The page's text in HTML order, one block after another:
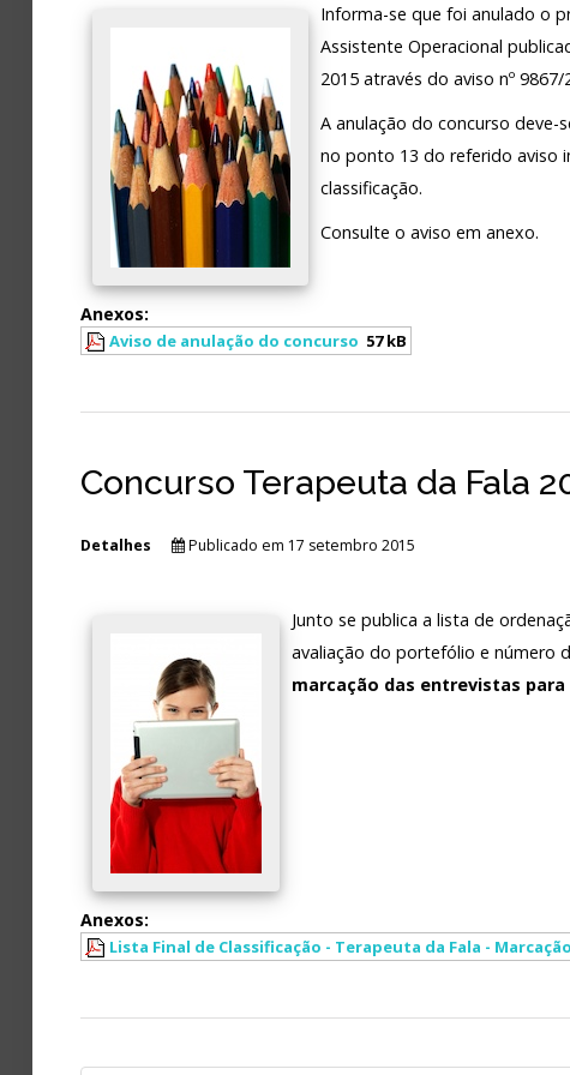
Informa-se que foi anulado o
Assistente Operacional
2015 através do aviso nº 9867/
A anulação do concurso
no ponto 13 do referido aviso
classificação.
Consulte o aviso em anexo.
Anexos:
Aviso de anulação do concurso 57 kB
Concurso Terapeuta da Fala
Detalhes Publicado em 17 setembro 2015
Junto se publica a lista de
avaliação do portefólio e número
marcação das entrevistas
Anexos:
Lista Final de Classificação - Terapeuta da Fala -